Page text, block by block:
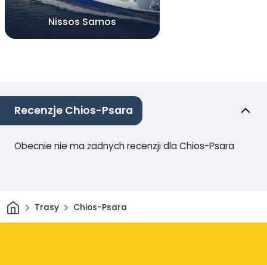
Nissos Samos
Recenzje Chios-Psara
Obecnie nie ma żadnych recenzji dla Chios-Psara
DomTrasy Chios-Psara